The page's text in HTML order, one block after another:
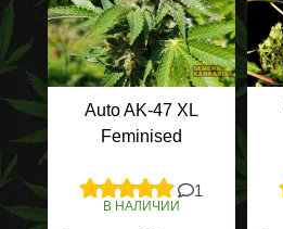
Auto AK-47 XL
Feminised
1
В НАЛИЧИИ